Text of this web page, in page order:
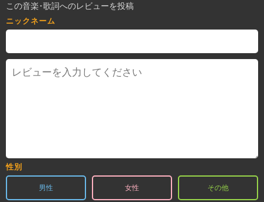
この音楽･歌詞へのレビューを投稿
ニックネーム
性別
男性 女性 その他